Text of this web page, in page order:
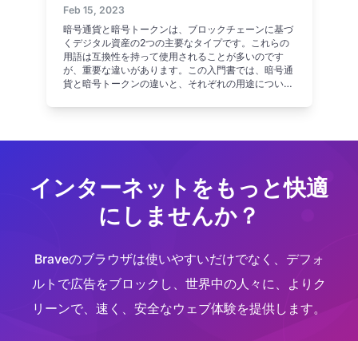
Feb 15, 2023
暗号通貨と暗号トークンは、ブロックチェーンに基づ
くデジタル資産の2つの主要なタイプです。これらの
用語は互換性を持って使用されることが多いのです
が、重要な違いがあります。この入門書では、暗号通
貨と暗号トークンの違いと、それぞれの用途について
インターネットをもっと快適
にしませんか？
Braveのブラウザは使いやすいだけでなく、デフォ
ルトで広告をブロックし、世界中の人々に、よりク
リーンで、速く、安全なウェブ体験を提供します。